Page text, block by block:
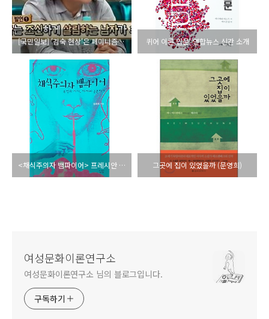
[국민일보] '김숙 현상'은 페미니즘적 사건 (여/성이론 34호) 퀴어 이론 입문' 연합뉴스 신간 소개
<채식주의자 뱀파이어> 프레시안 서평 그곳에 집이 있었을까 (문영희)
여성문화이론연구소
여성문화이론연구소 님의 블로그입니다.
구독하기